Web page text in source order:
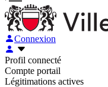
Connexion
Profil connecté
Compte portail
Légitimations actives